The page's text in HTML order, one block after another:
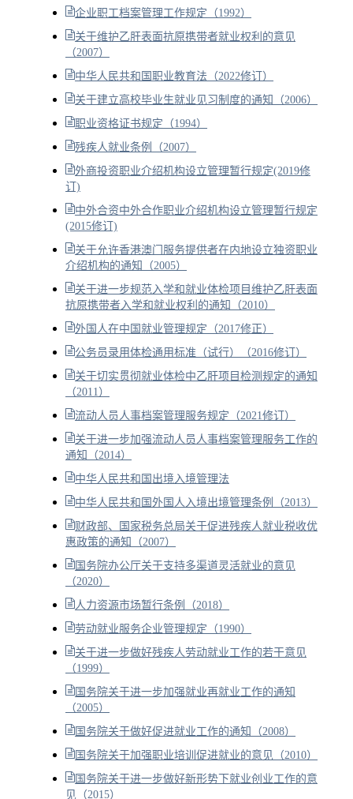
企业职工档案管理工作规定（1992）
关于维护乙肝表面抗原携带者就业权利的意见
（2007）
中华人民共和国职业教育法（2022修订）
关于建立高校毕业生就业见习制度的通知（2006）
职业资格证书规定（1994）
残疾人就业条例（2007）
外商投资职业介绍机构设立管理暂行规定(2019修
订)
中外合资中外合作职业介绍机构设立管理暂行规定
(2015修订)
关于允许香港澳门服务提供者在内地设立独资职业
介绍机构的通知（2005）
关于进一步规范入学和就业体检项目维护乙肝表面
抗原携带者入学和就业权利的通知（2010）
外国人在中国就业管理规定（2017修正）
公务员录用体检通用标准（试行）（2016修订）
关于切实贯彻就业体检中乙肝项目检测规定的通知
（2011）
流动人员人事档案管理服务规定（2021修订）
关于进一步加强流动人员人事档案管理服务工作的
通知（2014）
中华人民共和国出境入境管理法
中华人民共和国外国人入境出境管理条例（2013）
财政部、国家税务总局关于促进残疾人就业税收优
惠政策的通知（2007）
国务院办公厅关于支持多渠道灵活就业的意见
（2020）
人力资源市场暂行条例（2018）
劳动就业服务企业管理规定（1990）
关于进一步做好残疾人劳动就业工作的若干意见
（1999）
国务院关于进一步加强就业再就业工作的通知
（2005）
国务院关于做好促进就业工作的通知（2008）
国务院关于加强职业培训促进就业的意见（2010）
国务院关于进一步做好新形势下就业创业工作的意
见（2015）